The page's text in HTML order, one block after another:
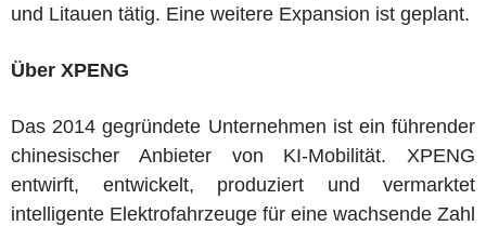
und Litauen tätig. Eine weitere Expansion ist geplant.
Über XPENG
Das 2014 gegründete Unternehmen ist ein führender
chinesischer Anbieter von KI-Mobilität. XPENG
entwirft, entwickelt, produziert und vermarktet
intelligente Elektrofahrzeuge für eine wachsende Zahl